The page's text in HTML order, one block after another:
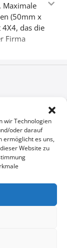
wir Technologien
oder darauf
ermöglicht es uns,
Website zu
Maximale
(50mm x
das die
Firma